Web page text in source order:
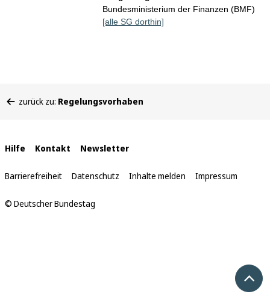
Bundesministerium der Finanzen (BMF)
[alle SG dorthin]
befinden
zurück zu: Regelungsvorhaben
Interne
Links
Hilfe Kontakt Newsletter
Barrierefreiheit Datenschutz Inhalte melden Impressum
© Deutscher Bundestag